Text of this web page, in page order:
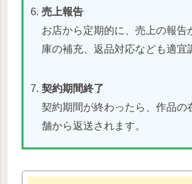
売上報告
お店から定期的に、売上の報告
庫の補充、返品対応なども適宜
契約期間終了
契約期間が終わったら、作品の
舗から返送されます。